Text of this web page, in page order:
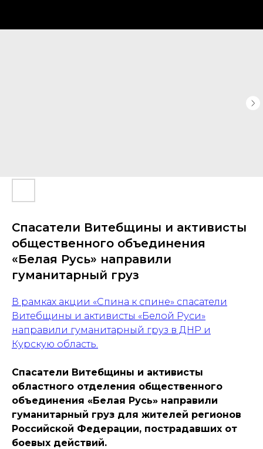
Спасатели Витебщины и активисты
общественного объединения
«Белая Русь» направили
гуманитарный груз
В рамках акции «Спина к спине» спасатели
Витебщины и активисты «Белой Руси»
направили гуманитарный груз в ДНР и
Курскую область.
Спасатели Витебщины и активисты
областного отделения общественного
объединения «Белая Русь» направили
гуманитарный груз для жителей регионов
Российской Федерации, пострадавших от
боевых действий.